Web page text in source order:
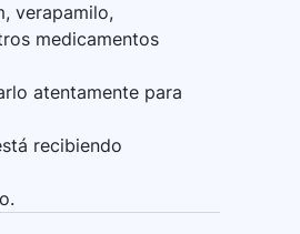
verapamilo,
medicamentos
atentamente para
recibiendo